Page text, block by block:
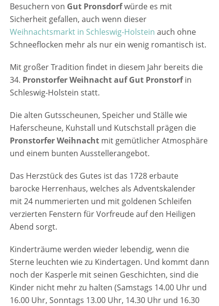
Besuchern von Gut Pronsdorfwürde es mit
Sicherheit gefallen, auch wenn dieser
Weihnachtsmarkt in Schleswig-Holstein auch ohne
Schneeflocken mehr als nur ein wenig romantisch ist.
Mit großer Tradition findet in diesem Jahr bereits die
34. Pronstorfer Weihnacht auf Gut Pronstorfin
Schleswig-Holstein statt.
Die alten Gutsscheunen, Speicher und Ställe wie
Haferscheune, Kuhstall und Kutschstall prägen die
Pronstorfer Weihnacht mit gemütlicher Atmosphäre
und einem bunten Ausstellerangebot.
Das Herzstück des Gutes ist das 1728 erbaute
barocke Herrenhaus, welches als Adventskalender
mit 24 nummerierten und mit goldenen Schleifen
verzierten Fenstern für Vorfreude auf den Heiligen
Abend sorgt.
Kinderträume werden wieder lebendig, wenn die
Sterne leuchten wie zu Kindertagen. Und kommt dann
noch der Kasperle mit seinen Geschichten, sind die
Kinder nicht mehr zu halten (Samstags 14.00 Uhr und
16.00 Uhr, Sonntags 13.00 Uhr, 14.30 Uhr und 16.30